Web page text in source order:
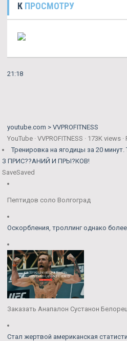
К ПРОСМОТРУ
21:18
youtube.com > VVPROFITNESS
YouTube · VVPROFITNESS · 173K views ·
Тренировка на ягодицы за 20
З ПРИС??АНИЙ И ПРЫ?КОВ!
SaveSaved
Пептидов соло Волгоград
Оскорбления, троллинг однако
Заказать Анапалон Сустанон
Стал жертвой американская